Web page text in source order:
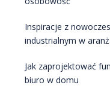
Inspiracje z
industrialnym w
Jak zaprojektować
biuro w domu